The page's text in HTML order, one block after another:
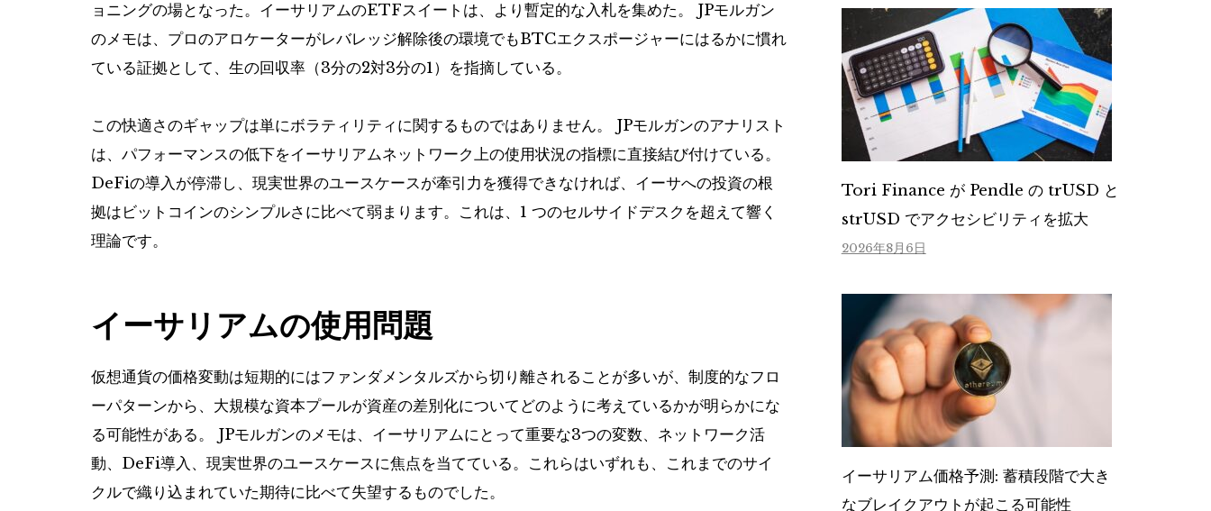
ョニングの場となった。イーサリアムのETFスイートは、より暫定的な入札を集めた。 JPモルガン
のメモは、プロのアロケーターがレバレッジ解除後の環境でもBTCエクスポージャーにはるかに慣れ
ている証拠として、生の回収率（3分の2対3分の1）を指摘している。
この快適さのギャップは単にボラティリティに関するものではありません。 JPモルガンのアナリスト
は、パフォーマンスの低下をイーサリアムネットワーク上の使用状況の指標に直接結び付けている。
DeFiの導入が停滞し、現実世界のユースケースが牽引力を獲得できなければ、イーサへの投資の根
拠はビットコインのシンプルさに比べて弱まります。これは、1 つのセルサイドデスクを超えて響く
理論です。
イーサリアムの使用問題
仮想通貨の価格変動は短期的にはファンダメンタルズから切り離されることが多いが、制度的なフロ
ーパターンから、大規模な資本プールが資産の差別化についてどのように考えているかが明らかにな
る可能性がある。 JPモルガンのメモは、イーサリアムにとって重要な3つの変数、ネットワーク活
動、DeFi導入、現実世界のユースケースに焦点を当てている。これらはいずれも、これまでのサイ
クルで織り込まれていた期待に比べて失望するものでした。
Tori Finance が Pendle の trUSD と
strUSD でアクセシビリティを拡大
2026年8月6日
イーサリアム価格予測: 蓄積段階で大き
なブレイクアウトが起こる可能性